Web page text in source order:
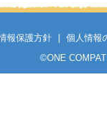
報保護方針
個人情報
©ONE